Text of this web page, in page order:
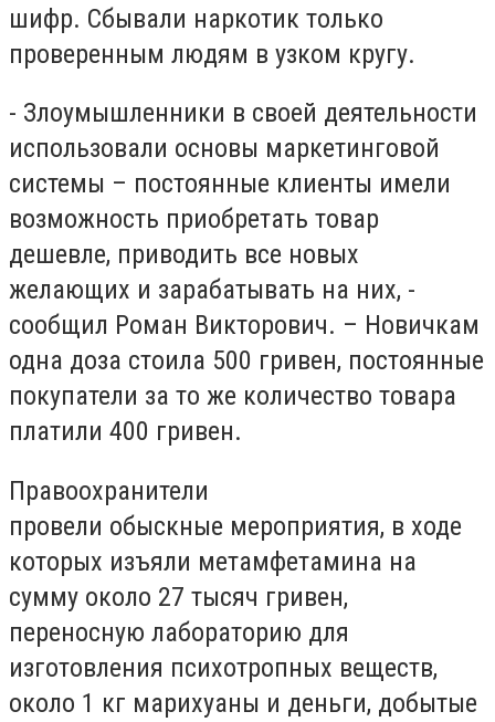
шифр. Сбывали наркотик только
проверенным людям в узком кругу.
- Злоумышленники в своей деятельности
использовали основы маркетинговой
системы – постоянные клиенты имели
возможность приобретать товар
дешевле, приводить все новых
желающих и зарабатывать на них, -
сообщил Роман Викторович. – Новичкам
одна доза стоила 500 гривен, постоянные
покупатели за то же количество товара
платили 400 гривен.
Правоохранители
провели обыскные мероприятия, в ходе
которых изъяли метамфетамина на
сумму около 27 тысяч гривен,
переносную лабораторию для
изготовления психотропных веществ,
около 1 кг марихуаны и деньги, добытые